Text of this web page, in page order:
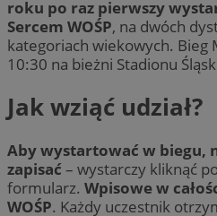
roku po raz pierwszy
Sercem WOŚP, na dwóch
kategoriach wiekowych. Bieg
10:30 na bieżni Stadionu
Jak wziąć udział?
Aby wystartować w biegu,
zapisać – wystarczy kliknąć
formularz. Wpisowe w
WOŚP. Każdy uczestnik